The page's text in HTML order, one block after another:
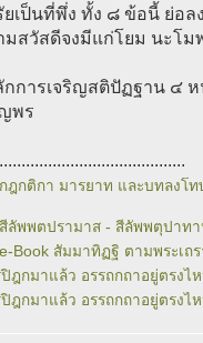
ยเป็นที่พึ่ง ทั้ง ๘ ข้อนี้ ย่อ
มสวัสดีจงมีแก่โยม นะโม
กการเจริญสติปัฏฐาน ๔
พร
ฎกติกา มารยาท และบทลงโท
ลัพพตปรามาส - สีลัพพตุปาท
Book สัมมาทิฏฐิ ตามพระเถ
ฎกมาแล้ว อรรถกถาอยู่ตรงไ
ฎกมาแล้ว อรรถกถาอยู่ตรงไ